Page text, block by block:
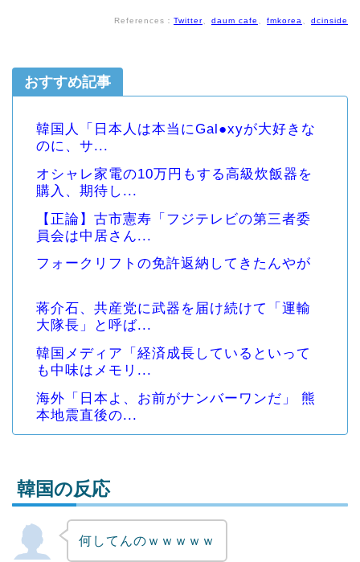
References： Twitter daum cafe fmkorea dcinside
おすすめ記事
韓国人「日本人は本当にGal●xyが大好きな
のに、サ...
オシャレ家電の10万円もする高級炊飯器を
購入、期待し...
【正論】古市憲寿「フジテレビの第三者委
員会は中居さん...
フォークリフトの免許返納してきたんやが
蒋介石、共産党に武器を届け続けて「運輸
大隊長」と呼ば...
韓国メディア「経済成長しているといって
も中味はメモリ...
海外「日本よ、お前がナンバーワンだ」 熊
本地震直後の...
Powered by livedoor 相互RSS
韓国の反応
何してんのｗｗｗｗｗ